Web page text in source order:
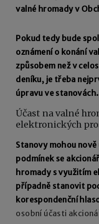
valné hromady v
Pokud tedy bude
oznámení o konání
způsobem než v
deníku, je třeba
úpravu ve stanovách.
Účast na valné
elektronických
Stanovy mohou
podmínek se
hromady s využitím
případně stanovit
korespondenční
osobní účasti